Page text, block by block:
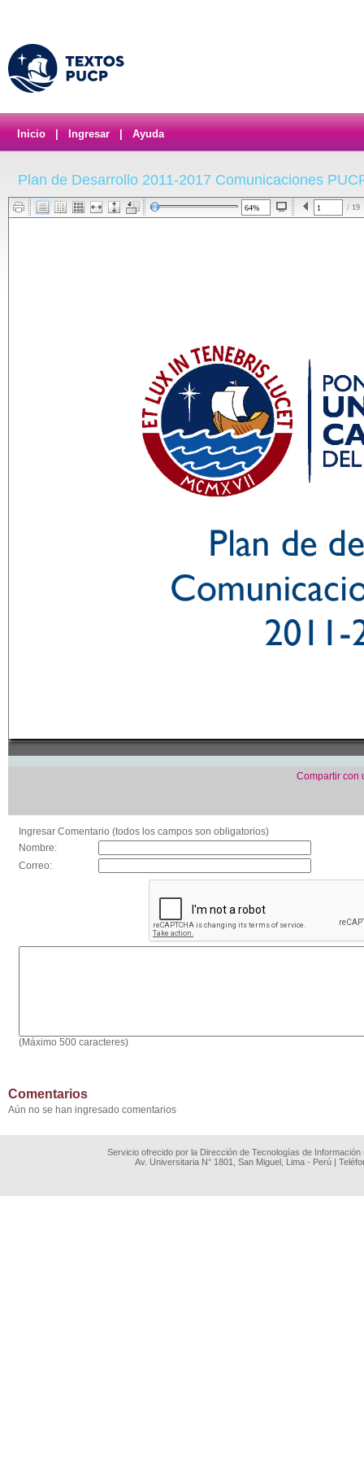
Inicio Ingresar Ayuda
Plan de Desarrollo 2011-2017 Comunicaciones
/ 19
Compartir con
Ingresar Comentario (todos los campos son obligatorios)
Nombre:
Correo:
(Máximo 500 caracteres)
Comentarios
Aún no se han ingresado comentarios
Servicio ofrecido por la Dirección de Tecnologías de
Av. Universitaria N° 1801, San Miguel, Lima - Perú |